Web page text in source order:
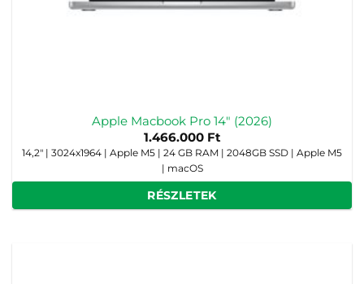
Apple Macbook Pro 14″ (2026)
1.466.000 Ft
14,2" | 3024x1964 | Apple M5 | 24 GB RAM | 2048GB SSD | Apple M5
| macOS
RÉSZLETEK